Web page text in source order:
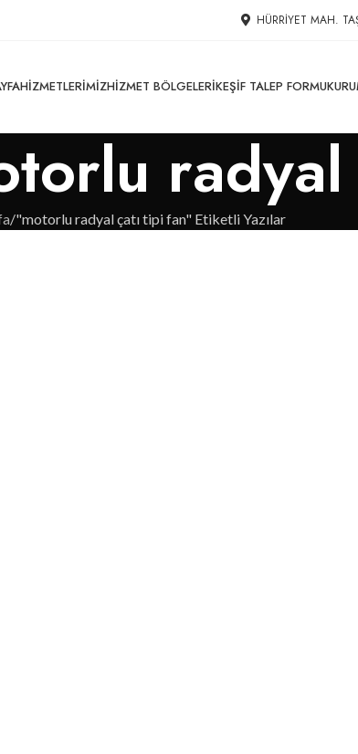
HÜRRIYET MAH.
HIZMETLERIMIZHIZMET BÖLGELERIKEŞIF TALEP FORMU
radyal
"motorlu radyal çatı tipi fan" Etiketli Yazılar